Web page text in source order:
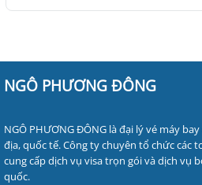
NGÔ PHƯƠNG ĐÔNG
NGÔ PHƯƠNG ĐÔNG là đại lý vé máy
địa, quốc tế. Công ty chuyên tổ chức các
cung cấp dịch vụ visa trọn gói và dịch vụ
quốc.